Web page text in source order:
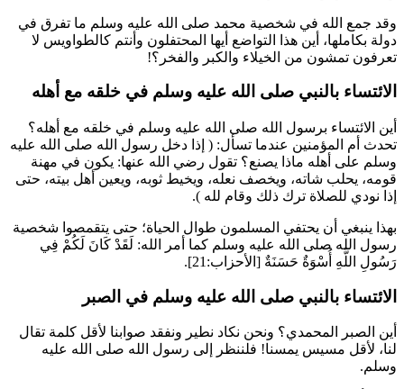
وقد جمع الله في شخصية محمد صلى الله عليه وسلم ما تفرق في
دولة بكاملها، أين هذا التواضع أيها المحتفلون وأنتم كالطواويس لا
تعرفون تمشون من الخيلاء والكبر والفخر؟!
الائتساء بالنبي صلى الله عليه وسلم في خلقه مع أهله
أين الائتساء برسول الله صلى الله عليه وسلم في خلقه مع أهله؟
تحدث أم المؤمنين عندما تسأل: ( إذا دخل رسول الله صلى الله عليه
وسلم على أهله ماذا يصنع؟ تقول رضي الله عنها: يكون في مهنة
قومه، يحلب شاته، ويخصف نعله، ويخيط ثوبه، ويعين أهل بيته، حتى
إذا نودي للصلاة ترك ذلك وقام لله ).
بهذا ينبغي أن يحتفي المسلمون طوال الحياة؛ حتى يتقمصوا شخصية
رسول الله صلى الله عليه وسلم كما أمر الله: لَقَدْ كَانَ لَكُمْ فِي
رَسُولِ اللَّهِ أُسْوَةٌ حَسَنَةٌ [الأحزاب:21].
الائتساء بالنبي صلى الله عليه وسلم في الصبر
أين الصبر المحمدي؟ ونحن نكاد نطير ونفقد صوابنا لأقل كلمة تقال
لنا، لأقل مسيس يمسنا! فلننظر إلى رسول الله صلى الله عليه
وسلم.